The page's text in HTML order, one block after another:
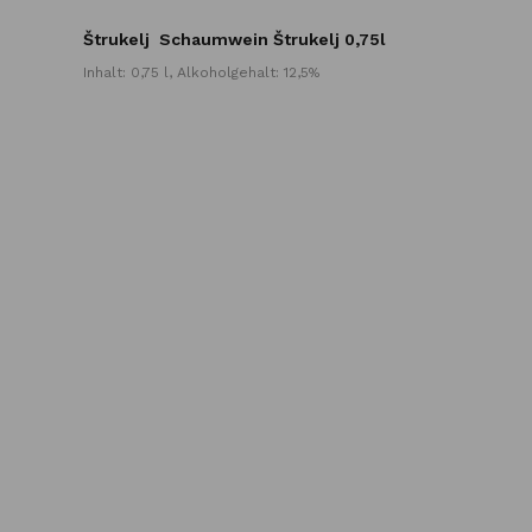
Štrukelj Schaumwein Štrukelj 0,75l
Inhalt: 0,75 l, Alkoholgehalt: 12,5%